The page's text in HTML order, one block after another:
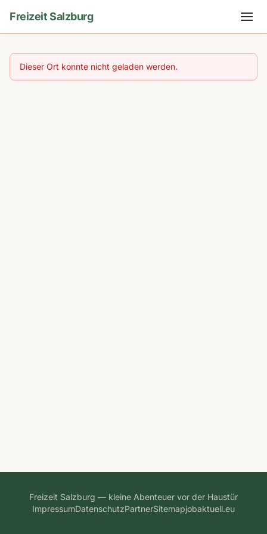
Freizeit Salzburg
Dieser Ort konnte nicht geladen werden.
Freizeit Salzburg — kleine Abenteuer vor der Haustür
ImpressumDatenschutzPartnerSitemapjobaktuell.eu